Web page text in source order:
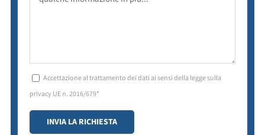
Accettazione al trattamento dei dati ai sensi della legge sulla
privacy UE n. 2016/679*